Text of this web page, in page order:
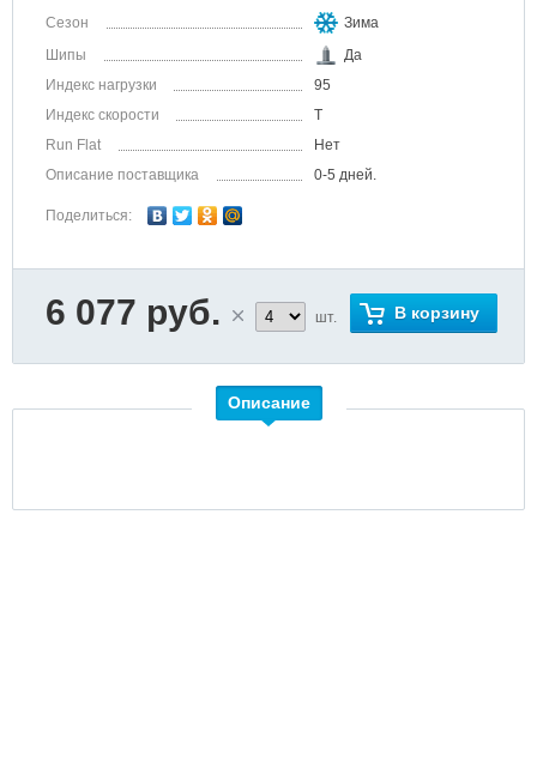
Сезон
Зима
Шипы
Да
Индекс нагрузки
95
Индекс скорости
T
Run Flat
Нет
Описание поставщика
0-5 дней.
Поделиться:
6 077 руб. шт. В корзину
Описание